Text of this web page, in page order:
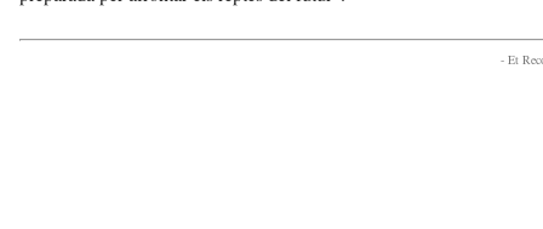
- Et